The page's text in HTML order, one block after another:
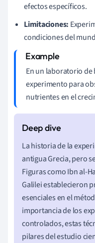
efectos específicos.
Limitaciones:
condiciones del
En un laboratorio
experimento para
nutrientes en el
La historia de la
antigua Grecia, pero
Figuras como Ibn al-
Galilei establecieron
esenciales en el
importancia de los
controlados, estas
pilares del estudio